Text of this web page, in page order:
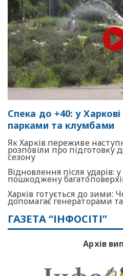
Спека до +40: у
парками та клумбами
Як Харків переживе
розповіли про підготовку
сезону
Відновлення після ударів:
пошкоджену
Харків готується до зими:
допомагає генераторами
ГАЗЕТА “ІНФОСІТІ”
Архів